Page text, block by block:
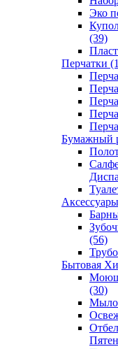
Эко
(39)
Перчатки
Бумажный
(56)
Бытовая
(30)
Мыло